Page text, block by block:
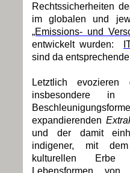
Rechtssicherheiten
im globalen und
„Emissions- und
entwickelt wurden:
sind da
Letztlich evozieren
insbesondere in
expandierenden
und der damit
indigener, mit
kulturellen Erbe
Lebensformen